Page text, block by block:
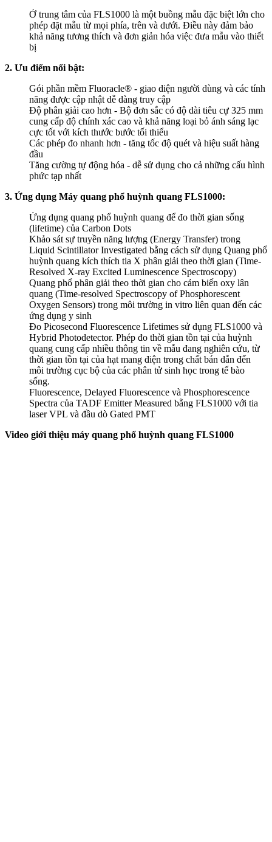
Ở trung tâm của FLS1000 là một buồng mẫu đặc biệt lớn cho
phép đặt mẫu từ mọi phía, trên và dưới. Điều này đảm bảo
khả năng tương thích và đơn giản hóa việc đưa mẫu vào thiết
bị
2. Ưu điểm nổi bật:
Gói phần mềm Fluoracle® - giao diện người dùng và các tính
năng được cập nhật dễ dàng truy cập
Độ phân giải cao hơn - Bộ đơn sắc có độ dài tiêu cự 325 mm
cung cấp độ chính xác cao và khả năng loại bỏ ánh sáng lạc
cực tốt với kích thước bước tối thiểu
Các phép đo nhanh hơn - tăng tốc độ quét và hiệu suất hàng
đầu
Tăng cường tự động hóa - dễ sử dụng cho cả những cấu hình
phức tạp nhất
3. Ứng dụng Máy quang phổ huỳnh quang FLS1000:
Ứng dụng quang phổ huỳnh quang để đo thời gian sống
(lifetime) của Carbon Dots
Khảo sát sự truyền năng lượng (Energy Transfer) trong
Liquid Scintillator Investigated bằng cách sử dụng Quang phổ
huỳnh quang kích thích tia X phân giải theo thời gian (Time-
Resolved X-ray Excited Luminescence Spectroscopy)
Quang phổ phân giải theo thời gian cho cảm biến oxy lân
quang (Time-resolved Spectroscopy of Phosphorescent
Oxygen Sensors) trong môi trường in vitro liên quan đến các
ứng dụng y sinh
Đo Picosecond Fluorescence Lifetimes sử dụng FLS1000 và
Hybrid Photodetector. Phép đo thời gian tồn tại của huỳnh
quang cung cấp nhiều thông tin về mẫu đang nghiên cứu, từ
thời gian tồn tại của hạt mang điện trong chất bán dẫn đến
môi trường cục bộ của các phân tử sinh học trong tế bào
sống.
Fluorescence, Delayed Fluorescence và Phosphorescence
Spectra của TADF Emitter Measured bằng FLS1000 với tia
laser VPL và đầu dò Gated PMT
Video giới thiệu máy quang phổ huỳnh quang FLS1000